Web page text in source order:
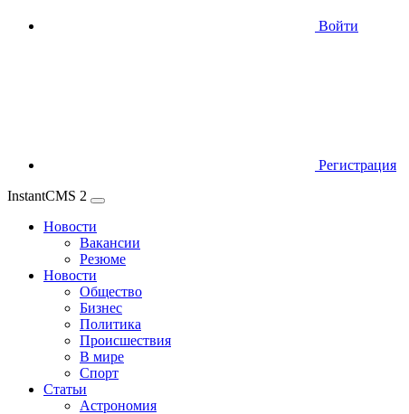
Войти
Регистрация
InstantCMS 2
Новости
Вакансии
Резюме
Новости
Общество
Бизнес
Политика
Происшествия
В мире
Спорт
Статьи
Астрономия